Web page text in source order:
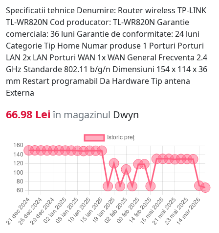
Specificatii tehnice Denumire: Router wireless TP-LINK
TL-WR820N Cod producator: TL-WR820N Garantie
comerciala: 36 luni Garantie de conformitate: 24 luni
Categorie Tip Home Numar produse 1 Porturi Porturi
LAN 2x LAN Porturi WAN 1x WAN General Frecventa 2.4
GHz Standarde 802.11 b/g/n Dimensiuni 154 x 114 x 36
mm Restart programabil Da Hardware Tip antena
Externa
66.98 Lei în magazinul Dwyn